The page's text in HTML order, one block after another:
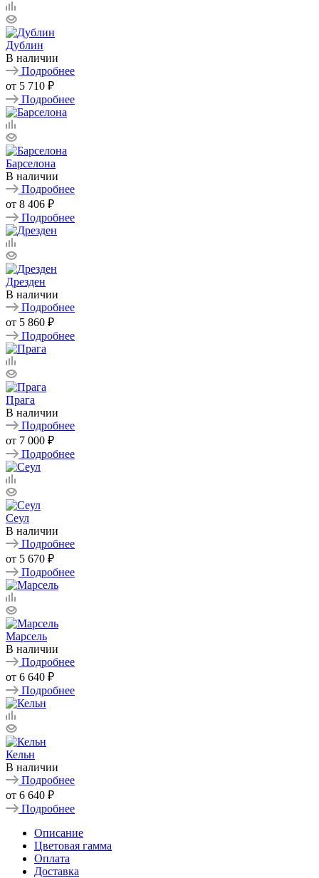
Дублин
В наличии
Подробнее
от 5 710 ₽
Подробнее
Барселона
В наличии
Подробнее
от 8 406 ₽
Подробнее
Дрезден
В наличии
Подробнее
от 5 860 ₽
Подробнее
Прага
В наличии
Подробнее
от 7 000 ₽
Подробнее
Сеул
В наличии
Подробнее
от 5 670 ₽
Подробнее
Марсель
В наличии
Подробнее
от 6 640 ₽
Подробнее
Кельн
В наличии
Подробнее
от 6 640 ₽
Подробнее
Описание
Цветовая гамма
Оплата
Доставка